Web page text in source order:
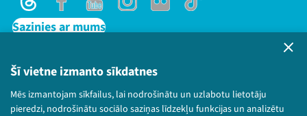
Šī vietne izmanto sīkdatnes
Mēs izmantojam sīkfailus, lai nodrošinātu un uzlabotu lietotāju
pieredzi, nodrošinātu sociālo saziņas līdzekļu funkcijas un analizētu
ThreadsFacebookYoutubeInstagram
Flick TikTok
Sazinies ar mums
Lietošanas noteikumi un sīkdatņu politika
Bērnu aizsardzības politika
© 2026 Sarunu festivāls LAMPA Visas tiesības